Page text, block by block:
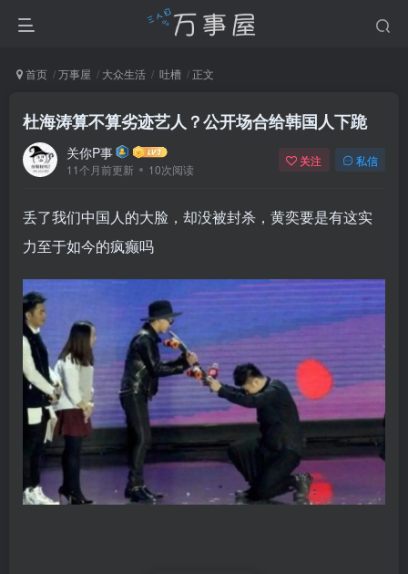
首页 万事屋 大众生活 吐槽 正文
杜海涛算不算劣迹艺人？公开场合给韩国人下跪
关你P事
11个月前更新 10次阅读
关注 私信
丢了我们中国人的大脸，却没被封杀，黄奕要是有这实
力至于如今的疯癫吗